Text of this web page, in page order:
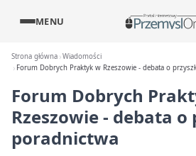
MENU
Strona główna Wiadomości
Forum Dobrych Praktyk w Rzeszowie - debata o
Forum Dobrych
Rzeszowie - debata o
poradnictwa